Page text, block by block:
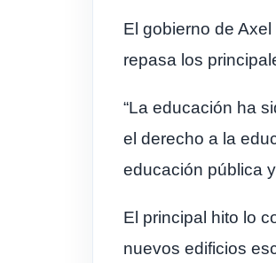
El gobierno de
repasa los
“La educación ha
el derecho a la
educación pública
El principal hito lo
nuevos edificios